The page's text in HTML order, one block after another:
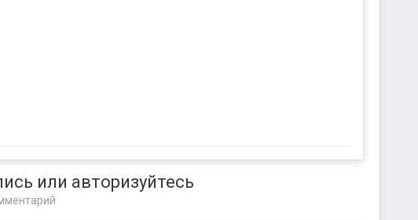
или авторизуйтесь